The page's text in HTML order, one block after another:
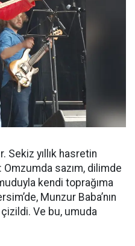
Sekiz yıllık hasretin
sazım, dilimde
kendi toprağıma
Munzur Baba’nın
Ve bu, umuda